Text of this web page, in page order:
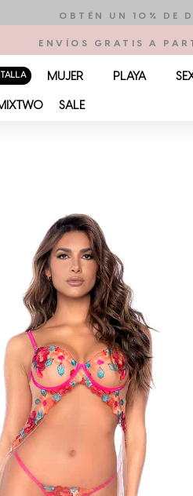
OBTÉN UN 10% DE
ENVÍOS GRATIS A
MUJER PLAYA
SALE